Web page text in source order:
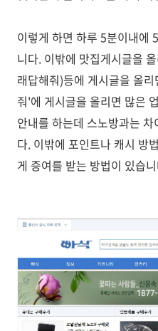
이렇게 하면 하루 5분이내에
니다. 이밖에 맛집게시글을
래답해줘)등에 게시글을 올
줘'에 게시글을 올리면 많은
안내를 하는데 스노방과는
다. 이밖에 포인트나 캐시 방
게 증여를 받는 방법이 있습